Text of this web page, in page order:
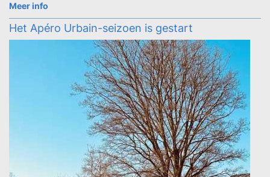
Meer info
Het Apéro Urbain-seizoen is gestart